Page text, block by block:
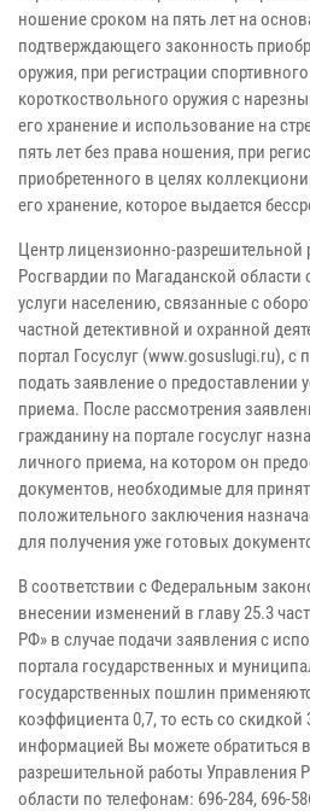
ношение сроком на пять лет на
подтверждающего законность
оружия, при регистрации
короткоствольного оружия с
его хранение и использование на
пять лет без права ношения, при
приобретенного в целях
его хранение, которое выдается
Центр лицензионно-разрешительной
Росгвардии по Магаданской области
услуги населению, связанные с
частной детективной и охранной
портал Госуслуг (www.gosuslugi.ru),
подать заявление о предоставлении
приема. После рассмотрения
гражданину на портале госуслуг
личного приема, на котором он
документов, необходимые для
положительного заключения
для получения уже готовых
В соответствии с Федеральным
внесении изменений в главу 25.3
РФ» в случае подачи заявления с
портала государственных и
государственных пошлин
коэффициента 0,7, то есть со
информацией Вы можете обратиться
разрешительной работы Управления
области по телефонам: 696-284, 696-